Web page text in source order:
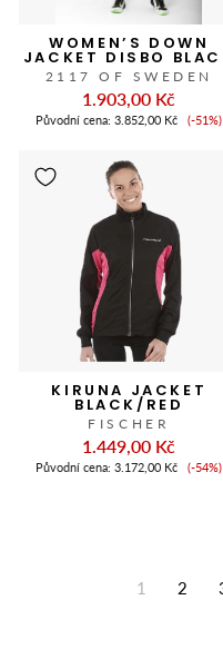
WOMEN’S DOWN
JACKET DISBO
2117 OF SWEDEN
1.903,00 Kč
Původní cena:3.852,00 Kč
Cena
(-51%)
KIRUNA JACKET
BLACK/RED
FISCHER
1.449,00 Kč
Původní cena:3.172,00 Kč
Cena
(-54%)
1 2